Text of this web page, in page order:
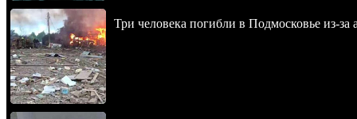
Три человека погибли в Подмосковье из-